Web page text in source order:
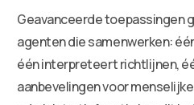
Geavanceerde toepassingen
agenten die samenwerken:
één interpreteert richtlijnen,
aanbevelingen voor